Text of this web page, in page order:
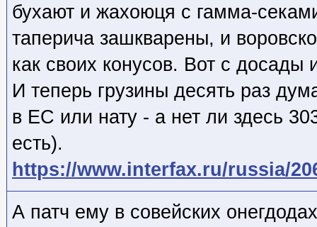
бухают и жахоюця с гамма-
таперича зашкварены, и
как своих конусов. Вот с досады
И теперь грузины десять раз
в ЕС или нату - а нет ли здесь
есть).
https://www.interfax.ru/russia/
А патч ему в совейских